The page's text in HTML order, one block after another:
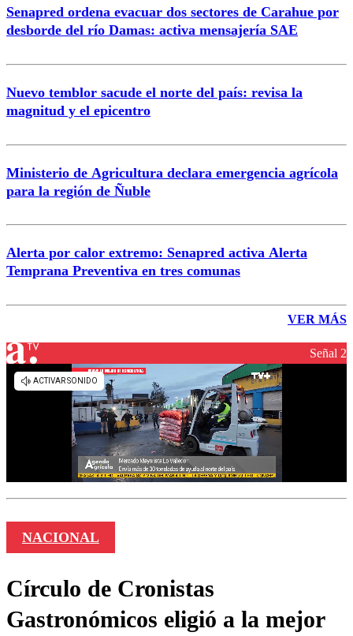
Senapred ordena evacuar dos sectores de Carahue por
desborde del río Damas: activa mensajería SAE
Nuevo temblor sacude el norte del país: revisa la
magnitud y el epicentro
Ministerio de Agricultura declara emergencia agrícola
para la región de Ñuble
Alerta por calor extremo: Senapred activa Alerta
Temprana Preventiva en tres comunas
VER MÁS
Señal 2
NACIONAL
Círculo de Cronistas
Gastronómicos eligió a la mejor